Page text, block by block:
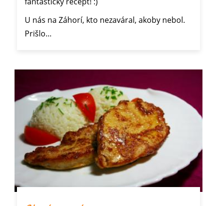
U nás na Záhorí, kto nezaváral, akoby nebol.
Prišlo…